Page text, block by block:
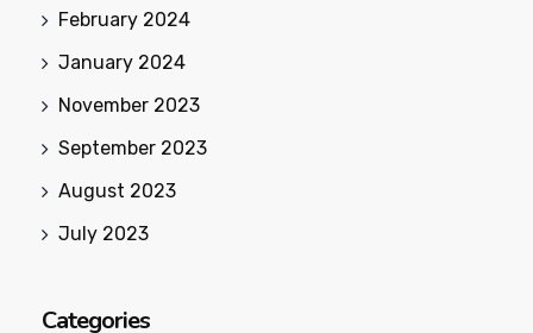
February 2024
January 2024
November 2023
September 2023
August 2023
July 2023
Categories